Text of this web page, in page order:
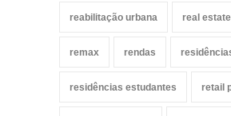
reabilitação urbana real estate
remax rendas
residências estudantes retail